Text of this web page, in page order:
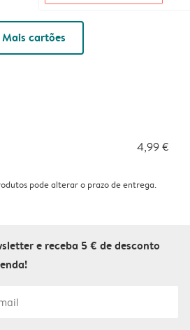
Mais cartões
4,99 €
pode alterar o prazo de entrega.
e receba 5 € de desconto